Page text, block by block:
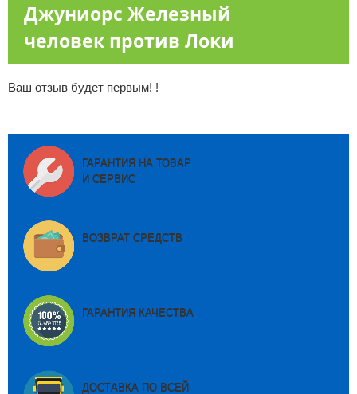
Джуниорс Железный
человек против Локи
Ваш отзыв будет первым! !
ГАРАНТИЯ НА ТОВАР
И СЕРВИС
ВОЗВРАТ СРЕДСТВ
ГАРАНТИЯ КАЧЕСТВА
ДОСТАВКА ПО ВСЕЙ